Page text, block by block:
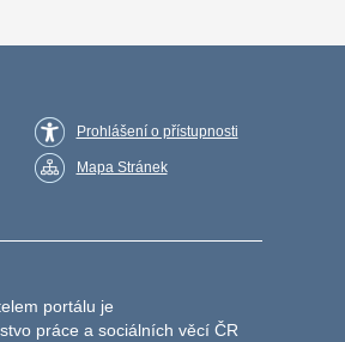
Prohlášení o přístupnosti
Mapa Stránek
portálu je
práce a sociálních věcí ČR